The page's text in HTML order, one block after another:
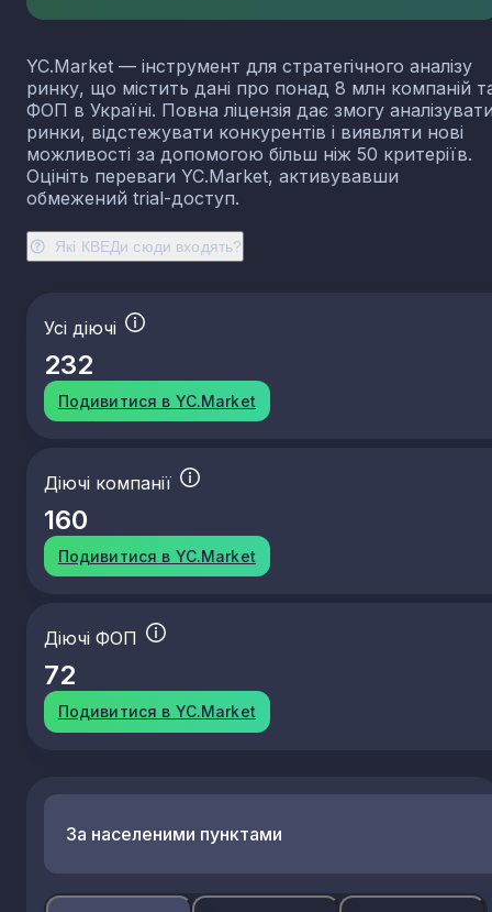
Які КВЕДи сюди входять?
YC.Market — інструмент для стратегічного аналізу
ринку, що містить дані про понад 8 млн компаній
ФОП в Україні. Повна ліцензія дає змогу
ринки, відстежувати конкурентів і виявляти нові
можливості за допомогою більш ніж 50 критеріїв.
Оцініть переваги YC.Market, активувавши
обмежений trial-доступ.
Усі діючі
232
Подивитися в YC.Market
Діючі компанії
160
Подивитися в YC.Market
Діючі ФОП
72
Подивитися в YC.Market
За населеними пунктами
чищення та полірування
20.51 Виробництво вибухових речовин
20.52 Виробництво клеїв
20.53 Виробництво ефірних олій
20.59 Виробництво іншої хімічної продукції, н. в. і. у.
20.60 Виробництво штучних і синтетичних волокон
відновлення протектора гумових шин і покришок
пластмас
22.22
22.23 Виробництво будівельних виробів із пластмас
22.29 Виробництво інших виробів із пластмас